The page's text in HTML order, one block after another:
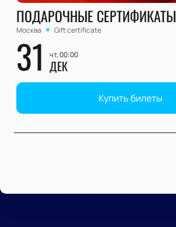
ПОДАРОЧНЫЕ СЕРТИФИКАТЫ
Москва Gift certificate
31 чт, 00:00
ДЕК
Купить билеты